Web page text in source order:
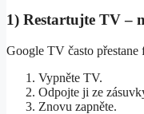
1) Restartujte TV –
Google TV často
Vypněte TV.
Odpojte ji ze
Znovu zapněte.